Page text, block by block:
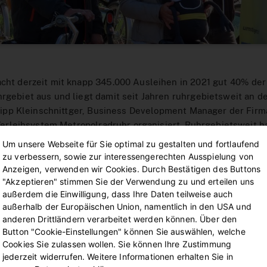
derzeit mit knapp 345.000 Ausleihen in 2021 gut 40%
aus und liegt damit seit Jahren ruhrgebietsweit an
Kleinschnittger, Business Development Manager der
Metropolradruhr organisiert. Ruhrgebietsweit
Juli 2022 mit 108.000 und im August 2022 mit 105.500
für Abo-Kund*innen
der Dortmunder Stadtwerke (DSW21) fahren bei
Ausleihe eines Standardrads kostenlos. Über 30
Die Registrierung für den Abokund*innen-
Webseite oder per nextbike-App unter Angabe der
unter dem Menüpunkt „Account Einstellungen“ –
Um unsere Webseite für Sie optimal zu gestalten und fortlaufend
zu verbessern, sowie zur interessengerechten Ausspielung von
Anzeigen, verwenden wir Cookies. Durch Bestätigen des Buttons
"Akzeptieren" stimmen Sie der Verwendung zu und erteilen uns
außerdem die Einwilligung, dass Ihre Daten teilweise auch
außerhalb der Europäischen Union, namentlich in den USA und
anderen Drittländern verarbeitet werden können. Über den
Button "Cookie-Einstellungen" können Sie auswählen, welche
Cookies Sie zulassen wollen. Sie können Ihre Zustimmung
jederzeit widerrufen. Weitere Informationen erhalten Sie in